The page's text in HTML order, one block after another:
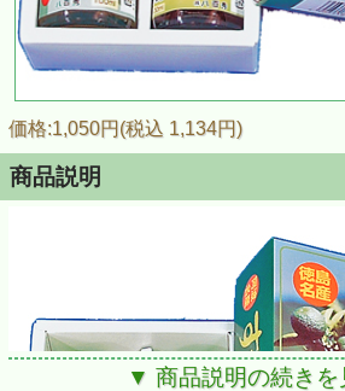
価格:1,050円(税込 1,134円)
商品説明
▼ 商品説明の続き